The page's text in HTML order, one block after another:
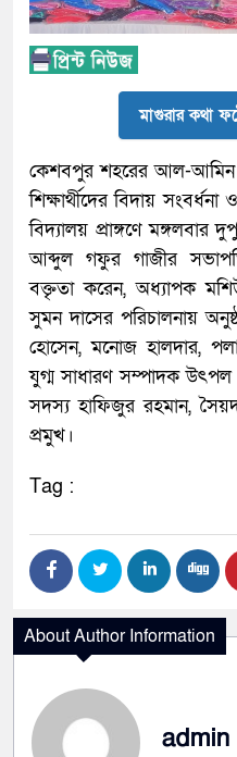
মাগুরার কথা
কেশবপুর শহরের আল-আমিন
শিক্ষার্থীদের বিদায়
বিদ্যালয় প্রাঙ্গণে মঙ্গলবার
আব্দুল গফুর গাজীর
বক্তৃতা করেন, অধ্যাপক
সুমন দাসের পরিচালনায়
হোসেন, মনোজ হালদার,
যুগ্ম সাধারণ সম্পাদক উৎপল
সদস্য হাফিজুর রহমান,
প্রমুখ।
Tag :
About Author Information
admin